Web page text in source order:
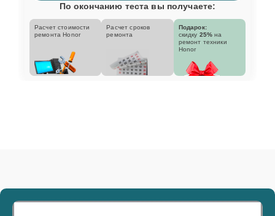
По окончанию теста вы получаете:
Расчет стоимости
ремонта Honor
Расчет сроков
ремонта
Подарок:
скидку 25% на
ремонт техники
Honor